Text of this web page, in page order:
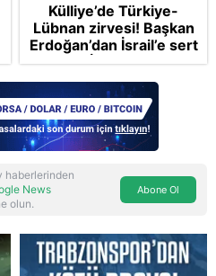
Külliye’de Türkiye-
Lübnan zirvesi! Başkan
Erdoğan’dan İsrail’e sert
tepki: İnsanlık suçu
işliyor
haberlerinden
News
olun.
Abone Ol